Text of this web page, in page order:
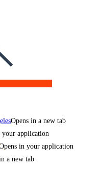
Opens in a new tab
your application
in your application
a new tab